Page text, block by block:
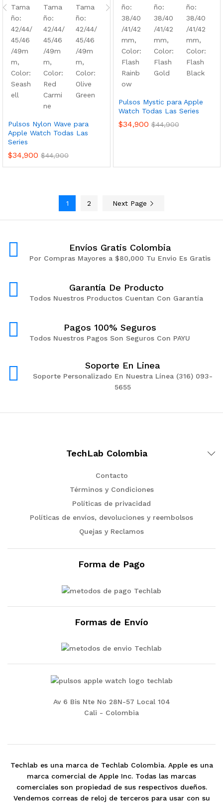
Pulsos Nylon Wave para
Apple Watch Todas Las
Series
$34,900 $44,900
Pulsos Mystic para Apple
Watch Todas Las Series
$34,900 $44,900
1 2 Next Page
Envíos Gratis Colombia
Por Compras Mayores a $80,000 Tu Envio Es Gratis
Garantía De Producto
Todos Nuestros Productos Cuentan Con Garantía
Pagos 100% Seguros
Todos Nuestros Pagos Son Seguros Con PAYU
Soporte En Linea
Soporte Personalizado En Nuestra Línea (316) 093-
5655
TechLab Colombia
Contacto
Términos y Condiciones
Políticas de privacidad
Políticas de envíos, devoluciones y reembolsos
Quejas y Reclamos
Forma de Pago
Formas de Envío
Av 6 Bis Nte No 28N-57 Local 104
Cali - Colombia
Techlab es una marca de Techlab Colombia. Apple es una
marca comercial de Apple Inc. Todas las marcas
comerciales son propiedad de sus respectivos dueños.
Vendemos correas de reloj de terceros para usar con su